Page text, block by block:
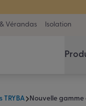
Vérandas Isolation
TRYBA Nouvelle gamme